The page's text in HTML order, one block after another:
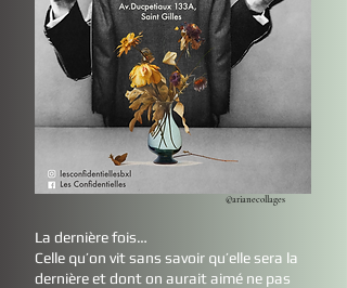
©arianecollages
La dernière fois…
Celle qu’on vit sans savoir qu’elle sera la
dernière et dont on aurait aimé ne pas